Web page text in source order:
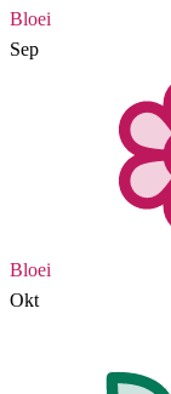
Bloei
Sep
Bloei
Okt